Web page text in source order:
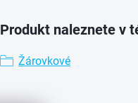
Produkt naleznete v
Žárovkové